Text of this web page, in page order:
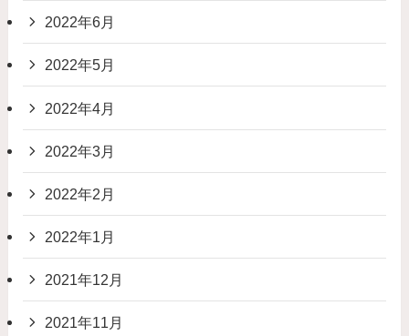
2022年6月
2022年5月
2022年4月
2022年3月
2022年2月
2022年1月
2021年12月
2021年11月